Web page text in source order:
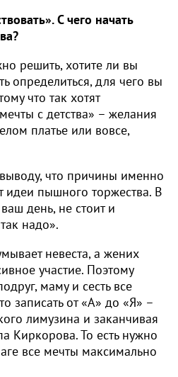
С чего начать
решить, хотите ли вы
определиться, для чего вы
что так хотят
с детства» – желания
платье или вовсе,
что причины именно
идеи пышного торжества. В
день, не стоит и
надо».
невеста, а жених
участие. Поэтому
маму и сесть все
записать от «А» до «Я» –
лимузина и заканчивая
Киркорова. То есть нужно
все мечты максимально